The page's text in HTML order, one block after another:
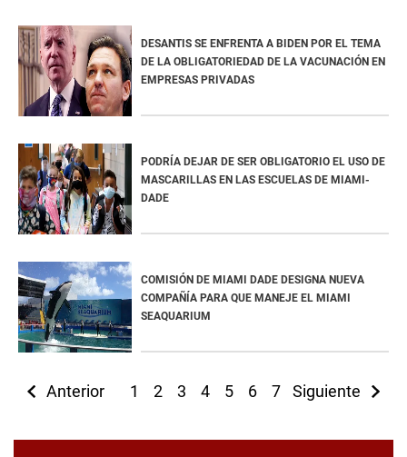
DESANTIS SE ENFRENTA A BIDEN POR EL TEMA
DE LA OBLIGATORIEDAD DE LA VACUNACIÓN EN
EMPRESAS PRIVADAS
PODRÍA DEJAR DE SER OBLIGATORIO EL USO DE
MASCARILLAS EN LAS ESCUELAS DE MIAMI-
DADE
COMISIÓN DE MIAMI DADE DESIGNA NUEVA
COMPAÑÍA PARA QUE MANEJE EL MIAMI
SEAQUARIUM
Anterior 1 2 3 4 5 6 7 8 9 10 11
Siguiente